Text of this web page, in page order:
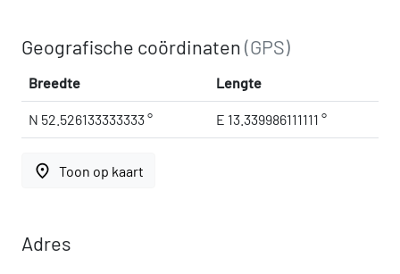
Geografische coördinaten(GPS)
Breedte Lengte
N 52.526133333333 ° E 13.339986111111 °
place Toon op kaart
Adres